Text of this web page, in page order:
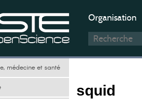
Organisation
médecine et santé
squid